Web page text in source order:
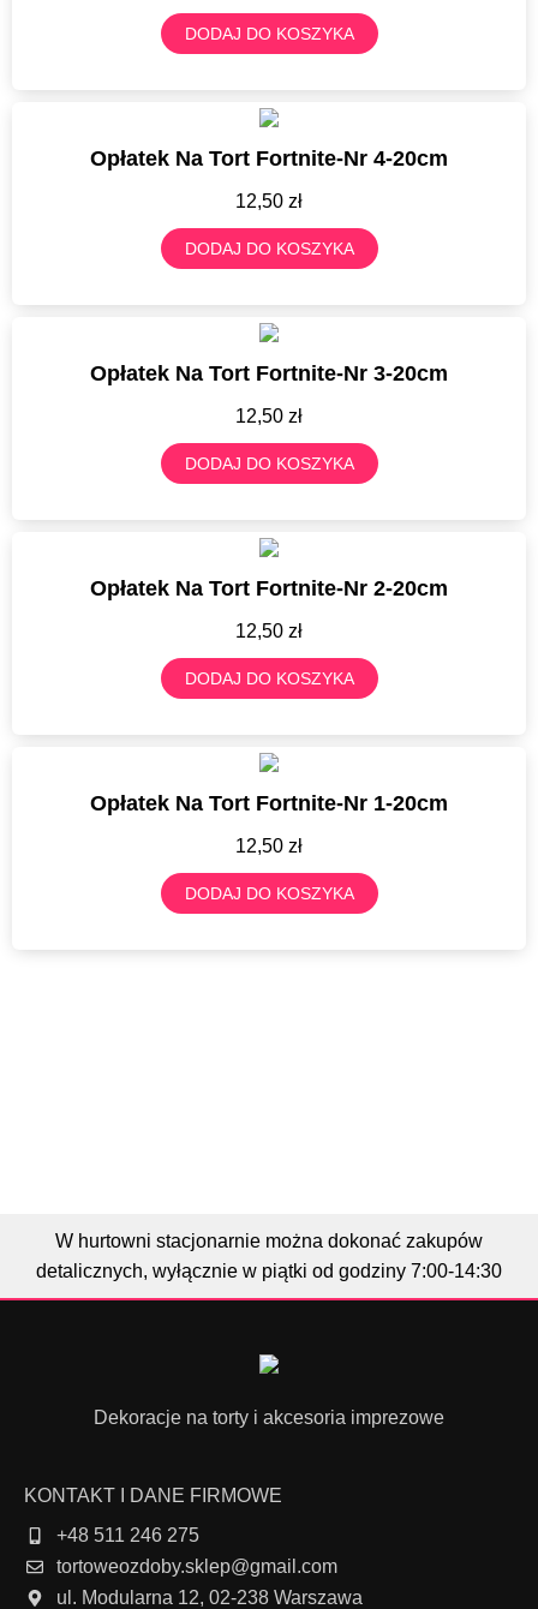
DODAJ DO KOSZYKA
Opłatek Na Tort Fortnite-Nr 4-20cm
12,50 zł
DODAJ DO KOSZYKA
Opłatek Na Tort Fortnite-Nr 3-20cm
12,50 zł
DODAJ DO KOSZYKA
Opłatek Na Tort Fortnite-Nr 2-20cm
12,50 zł
DODAJ DO KOSZYKA
Opłatek Na Tort Fortnite-Nr 1-20cm
12,50 zł
DODAJ DO KOSZYKA
W hurtowni stacjonarnie można dokonać zakupów
detalicznych, wyłącznie w piątki od godziny 7:00-14:30
Dekoracje na torty i akcesoria imprezowe
KONTAKT I DANE FIRMOWE
+48 511 246 275
tortoweozdoby.sklep@gmail.com
ul. Modularna 12, 02-238 Warszawa